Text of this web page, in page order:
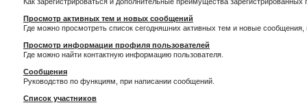
Просмотр активных тем и новых сообщений
Где можно просмотреть список сегодняшних активных тем и новые
Просмотр информации профиля пользователей
Где можно найти контактную информацию пользователя.
Сообщения
Руководство по функциям, при написании сообщений.
Список участников